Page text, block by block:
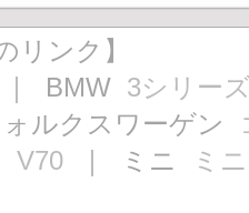
リンク】
｜ BMW 3シリー
ルクスワーゲン
V70 ｜ ミニ ミニ